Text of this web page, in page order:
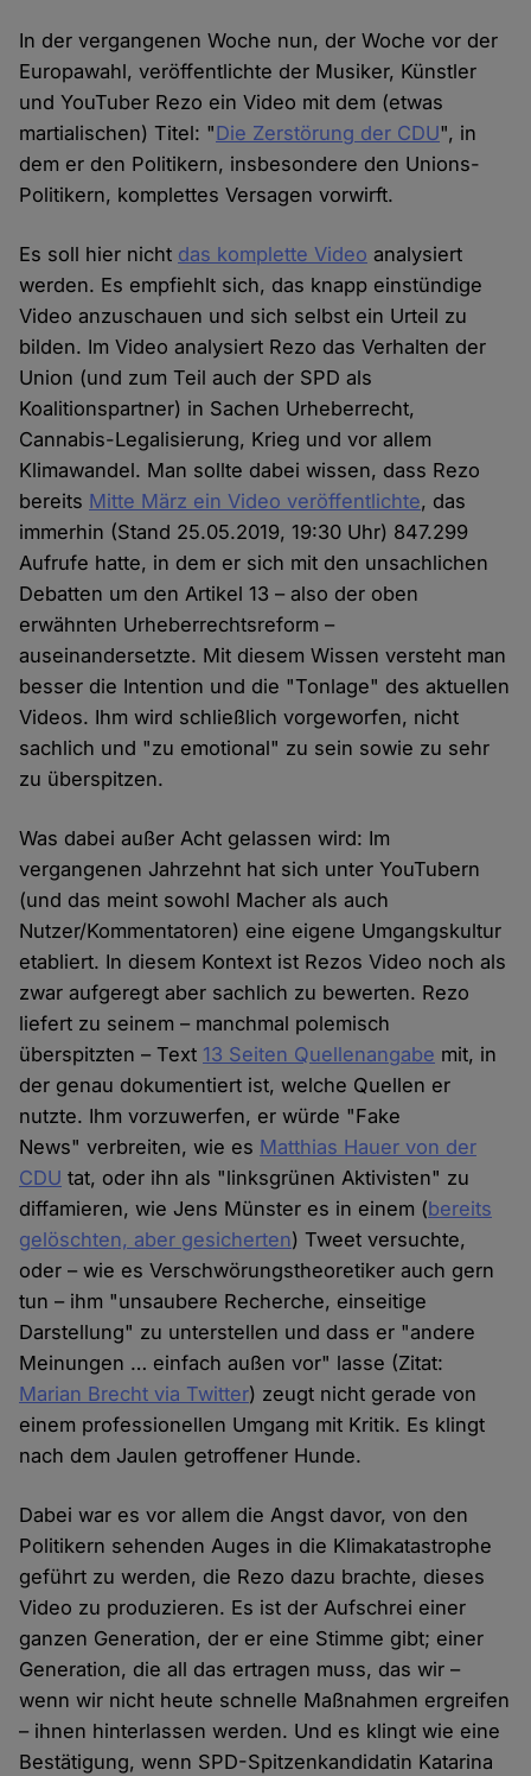
In der vergangenen Woche nun, der Woche vor der
Europawahl, veröffentlichte der Musiker, Künstler
und YouTuber Rezo ein Video mit dem (etwas
martialischen) Titel: "Die Zerstörung der CDU", in
dem er den Politikern, insbesondere den Unions-
Politikern, komplettes Versagen vorwirft.
Es soll hier nicht das komplette Video analysiert
werden. Es empfiehlt sich, das knapp einstündige
Video anzuschauen und sich selbst ein Urteil zu
bilden. Im Video analysiert Rezo das Verhalten der
Union (und zum Teil auch der SPD als
Koalitionspartner) in Sachen Urheberrecht,
Cannabis-Legalisierung, Krieg und vor allem
Klimawandel. Man sollte dabei wissen, dass Rezo
bereits Mitte März ein Video veröffentlichte, das
immerhin (Stand 25.05.2019, 19:30 Uhr) 847.299
Aufrufe hatte, in dem er sich mit den unsachlichen
Debatten um den Artikel 13 – also der oben
erwähnten Urheberrechtsreform –
auseinandersetzte. Mit diesem Wissen versteht man
besser die Intention und die "Tonlage" des aktuellen
Videos. Ihm wird schließlich vorgeworfen, nicht
sachlich und "zu emotional" zu sein sowie zu sehr
zu überspitzen.
Was dabei außer Acht gelassen wird: Im
vergangenen Jahrzehnt hat sich unter YouTubern
(und das meint sowohl Macher als auch
Nutzer/Kommentatoren) eine eigene Umgangskultur
etabliert. In diesem Kontext ist Rezos Video noch als
zwar aufgeregt aber sachlich zu bewerten. Rezo
liefert zu seinem – manchmal polemisch
überspitzten – Text 13 Seiten Quellenangabe mit, in
der genau dokumentiert ist, welche Quellen er
nutzte. Ihm vorzuwerfen, er würde "Fake
News" verbreiten, wie es Matthias Hauer von der
CDU tat, oder ihn als "linksgrünen Aktivisten" zu
diffamieren, wie Jens Münster es in einem (bereits
gelöschten, aber gesicherten) Tweet versuchte,
oder – wie es Verschwörungstheoretiker auch gern
tun – ihm "unsaubere Recherche, einseitige
Darstellung" zu unterstellen und dass er "andere
Meinungen … einfach außen vor" lasse (Zitat:
Marian Brecht via Twitter) zeugt nicht gerade von
einem professionellen Umgang mit Kritik. Es klingt
nach dem Jaulen getroffener Hunde.
Dabei war es vor allem die Angst davor, von den
Politikern sehenden Auges in die Klimakatastrophe
geführt zu werden, die Rezo dazu brachte, dieses
Video zu produzieren. Es ist der Aufschrei einer
ganzen Generation, der er eine Stimme gibt; einer
Generation, die all das ertragen muss, das wir –
wenn wir nicht heute schnelle Maßnahmen ergreifen
– ihnen hinterlassen werden. Und es klingt wie eine
Bestätigung, wenn SPD-Spitzenkandidatin Katarina